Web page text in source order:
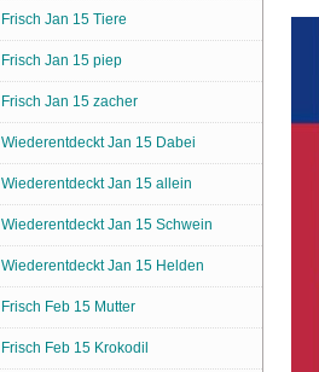
Frisch Jan 15 Tiere
Frisch Jan 15 piep
Frisch Jan 15 zacher
Wiederentdeckt Jan 15 Dabei
Wiederentdeckt Jan 15 allein
Wiederentdeckt Jan 15 Schwein
Wiederentdeckt Jan 15 Helden
Frisch Feb 15 Mutter
Frisch Feb 15 Krokodil